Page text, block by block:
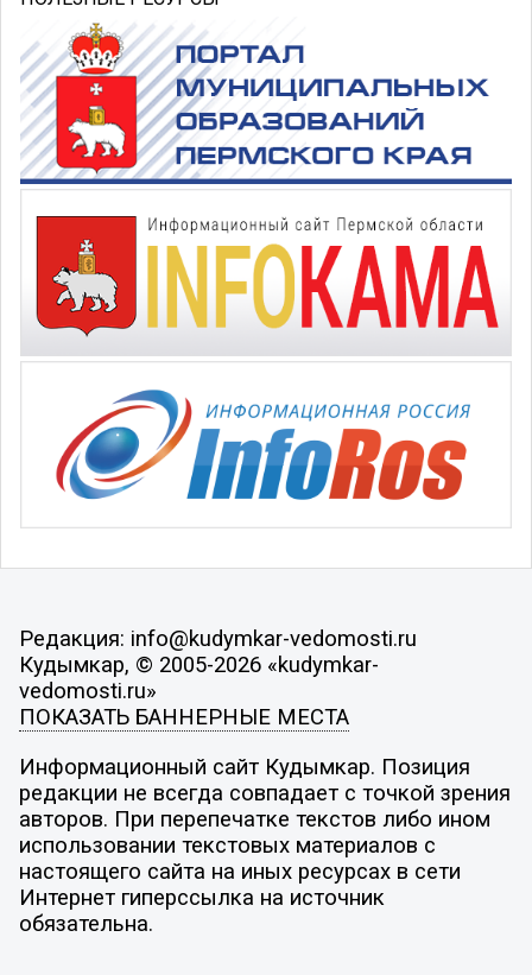
Редакция: info@kudymkar-vedomosti.ru
Кудымкар, © 2005-2026 «kudymkar-
vedomosti.ru»
ПОКАЗАТЬ БАННЕРНЫЕ МЕСТА
Информационный сайт Кудымкар. Позиция
редакции не всегда совпадает с точкой зрения
авторов. При перепечатке текстов либо ином
использовании текстовых материалов с
настоящего сайта на иных ресурсах в сети
Интернет гиперссылка на источник
обязательна.